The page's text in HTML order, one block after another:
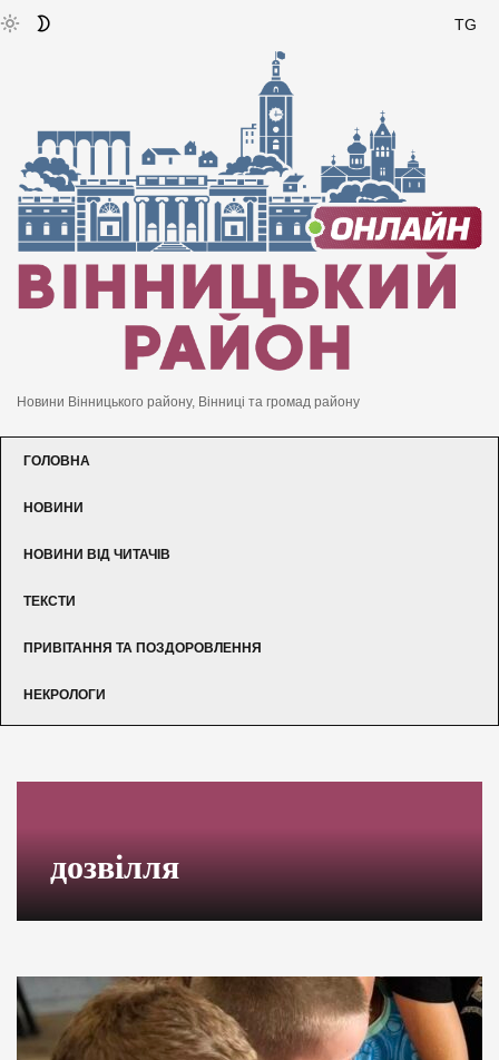
TG
Новини Вінницького району, Вінниці та громад району
ГОЛОВНА
НОВИНИ
НОВИНИ ВІД ЧИТАЧІВ
ТЕКСТИ
ПРИВІТАННЯ ТА ПОЗДОРОВЛЕННЯ
НЕКРОЛОГИ
дозвілля